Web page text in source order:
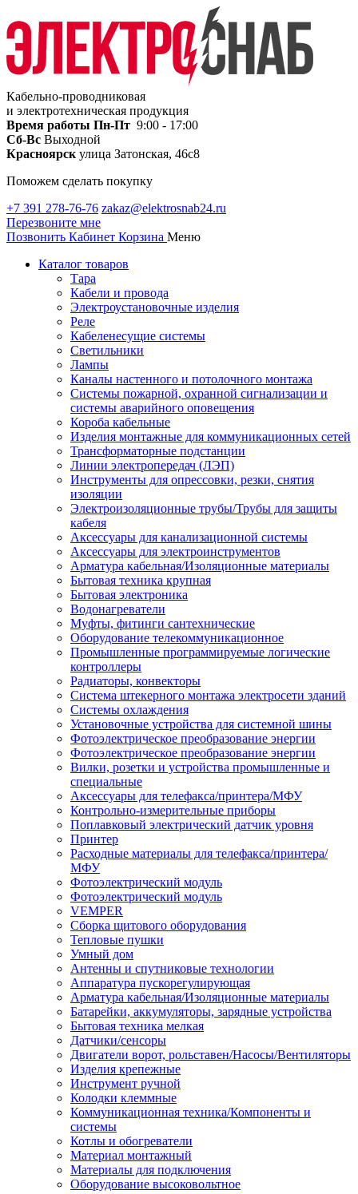
Кабельно-проводниковая
и электротехническая продукция
Время работы Пн-Пт 9:00 - 17:00
Сб-Вс Выходной
Красноярск улица Затонская, 46с8
Поможем сделать покупку
+7 391 278-76-76 zakaz@elektrosnab24.ru
Перезвоните мне
Позвонить Кабинет Корзина Меню
Каталог товаров
Тара
Кабели и провода
Электроустановочные изделия
Реле
Кабеленесущие системы
Светильники
Лампы
Каналы настенного и потолочного монтажа
Системы пожарной, охранной сигнализации и
системы аварийного оповещения
Короба кабельные
Изделия монтажные для коммуникационных сетей
Трансформаторные подстанции
Линии электропередач (ЛЭП)
Инструменты для опрессовки, резки, снятия
изоляции
Электроизоляционные трубы/Трубы для защиты
кабеля
Аксессуары для канализационной системы
Аксессуары для электроинструментов
Арматура кабельная/Изоляционные материалы
Бытовая техника крупная
Бытовая электроника
Водонагреватели
Муфты, фитинги сантехнические
Оборудование телекоммуникационное
Промышленные программируемые логические
контроллеры
Радиаторы, конвекторы
Система штекерного монтажа электросети зданий
Системы охлаждения
Установочные устройства для системной шины
Фотоэлектрическое преобразование энергии
Фотоэлектрическое преобразование энергии
Вилки, розетки и устройства промышленные и
специальные
Аксессуары для телефакса/принтера/МФУ
Контрольно-измерительные приборы
Поплавковый электрический датчик уровня
Принтер
Расходные материалы для телефакса/принтера/
МФУ
Фотоэлектрический модуль
Фотоэлектрический модуль
VEMPER
Сборка щитового оборудования
Тепловые пушки
Умный дом
Антенны и спутниковые технологии
Аппаратура пускорегулирующая
Арматура кабельная/Изоляционные материалы
Батарейки, аккумуляторы, зарядные устройства
Бытовая техника мелкая
Датчики/сенсоры
Двигатели ворот, рольставен/Насосы/Вентиляторы
Изделия крепежные
Инструмент ручной
Колодки клеммные
Коммуникационная техника/Компоненты и
системы
Котлы и обогреватели
Материал монтажный
Материалы для подключения
Оборудование высоковольтное